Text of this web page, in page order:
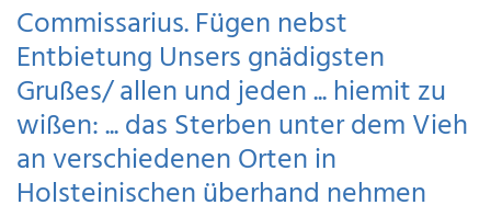
Commissarius. Fügen nebst
Entbietung Unsers gnädigsten
Grußes/ allen und jeden ... hiemit zu
wißen: ... das Sterben unter dem Vieh
an verschiedenen Orten in
Holsteinischen überhand nehmen